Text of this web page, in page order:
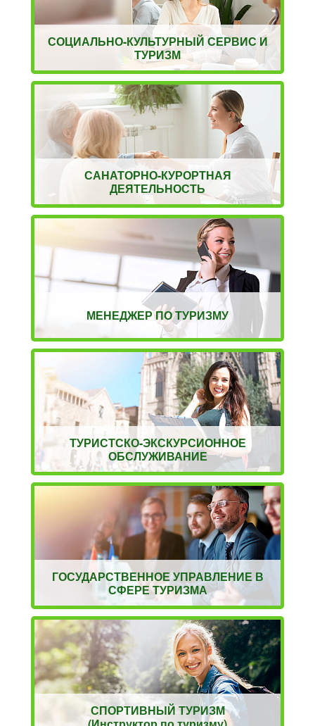
СОЦИАЛЬНО-КУЛЬТУРНЫЙ СЕРВИС И
ТУРИЗМ
САНАТОРНО-КУРОРТНАЯ
ДЕЯТЕЛЬНОСТЬ
МЕНЕДЖЕР ПО ТУРИЗМУ
ТУРИСТСКО-ЭКСКУРСИОННОЕ
ОБСЛУЖИВАНИЕ
ГОСУДАРСТВЕННОЕ УПРАВЛЕНИЕ В
СФЕРЕ ТУРИЗМА
СПОРТИВНЫЙ ТУРИЗМ